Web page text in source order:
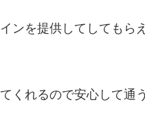
ンを提供してしてもら
くれるので安心して通